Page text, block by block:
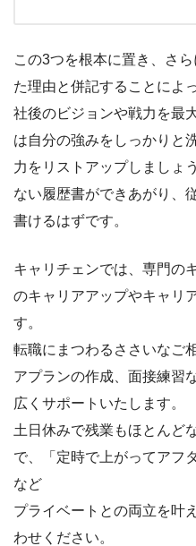
この3つを根本に置き、さ
た理由と併記することによ
社後のビジョンや戦力を最
は自分の強みをしっかりと
力をリストアップしましょ
ない履歴書ができあがり、
書けるはずです。
キャリチェンでは、専門の
のキャリアアップやキャリ
す。
転職にまつわるささいなご
アプランの作成、面接練習
広くサポートいたします。
土日休みで残業もほとんど
で、「定時で上がってアフ
など
プライベートとの両立を叶
わせください。